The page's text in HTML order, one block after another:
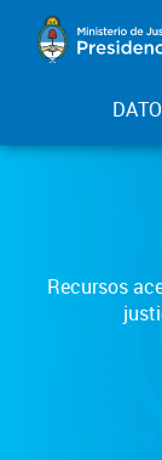
Recursos